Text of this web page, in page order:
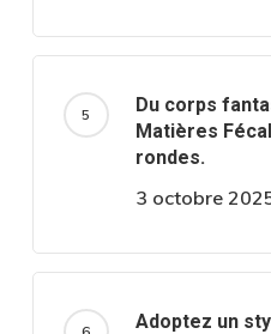
Du corps
Matières
rondes.
3 octobre
Adoptez un